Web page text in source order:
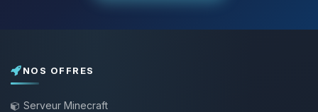
NOS OFFRES
Serveur Minecraft